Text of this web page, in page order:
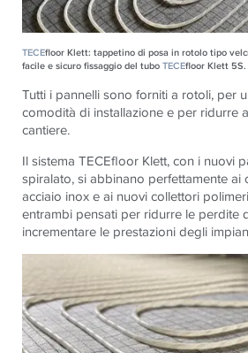
TECEfloor Klett: tappetino di posa in rotolo tipo
facile e sicuro fissaggio del tuboTECEfloor Klett 5S.
Tutti i pannelli sono forniti a rotoli, per
comodità di installazione e per ridurre
cantiere.
Il sistema TECEfloor Klett, con i nuovi
spiralato, si abbinano perfettamente ai
acciaio inox e ai nuovi collettori
entrambi pensati per ridurre le perdite
incrementare le prestazioni degli